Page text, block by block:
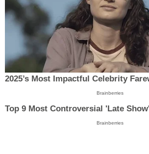
2025’s Most Impactful Celebrity
Brainberries
Top 9 Most Controversial 'Late
Brainberries